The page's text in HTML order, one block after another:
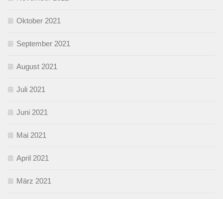
Oktober 2021
September 2021
August 2021
Juli 2021
Juni 2021
Mai 2021
April 2021
März 2021